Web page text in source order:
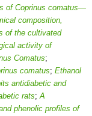
of Coprinus comatus—
composition,
of the cultivated
activity of
Comatus;
comatus; Ethanol
antidiabetic and
rats;A
phenolic profiles of